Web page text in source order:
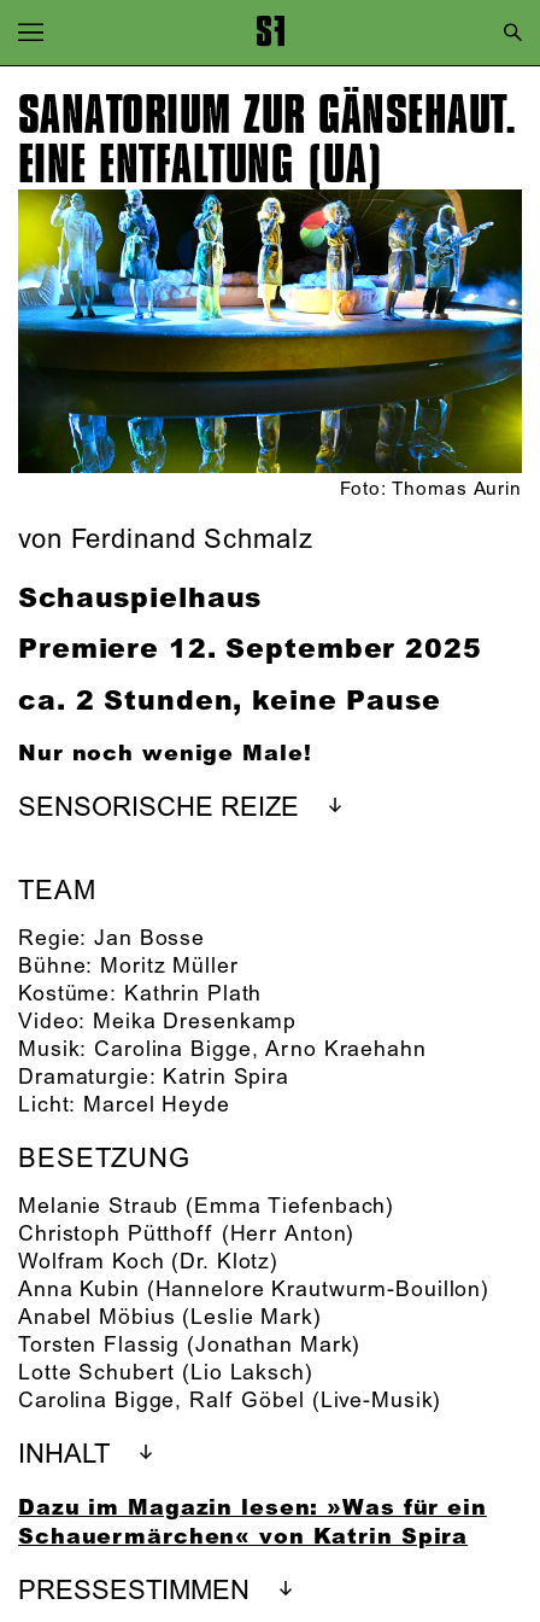
Zur Hauptnavigation springen
Zum Hauptinhalt springen
Zum Footer springen
SANATORIUM ZUR GÄNSEHAUT.
EINE ENTFALTUNG (UA)
Foto: Thomas Aurin
von Ferdinand Schmalz
Schauspielhaus
Premiere 12. September 2025
ca. 2 Stunden, keine Pause
Nur noch wenige Male!
SENSORISCHE REIZE
TEAM
Regie:Jan Bosse
Bühne: Moritz Müller
Kostüme: Kathrin Plath
Video: Meika Dresenkamp
Musik: Carolina Bigge,Arno Kraehahn
Dramaturgie: Katrin Spira
Licht: Marcel Heyde
BESETZUNG
Melanie Straub (Emma Tiefenbach)
Christoph Pütthoff (Herr Anton)
Wolfram Koch (Dr. Klotz)
Anna Kubin (Hannelore Krautwurm-Bouillon)
Anabel Möbius (Leslie Mark)
Torsten Flassig (Jonathan Mark)
Lotte Schubert (Lio Laksch)
Carolina Bigge, Ralf Göbel (Live-Musik)
INHALT
Dazu im Magazin lesen: »Was für ein
Schauermärchen« von Katrin Spira
PRESSESTIMMEN